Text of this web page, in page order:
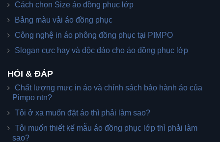
Cách chọn Size áo đồng phục lớp
Bảng màu vải áo đồng phục
Công nghệ in áo phông đồng phục tại PIMPO
Slogan cực hay và độc đáo cho áo đồng phục lớp
HỎI & ĐÁP
Chất lượng mưc in áo và chính sách bảo hành áo của
Pimpo ntn?
Tôi ở xa muốn đặt áo thì phải làm sao?
Tôi muốn thiết kế mẫu áo đồng phục lớp thì phải làm
sao?